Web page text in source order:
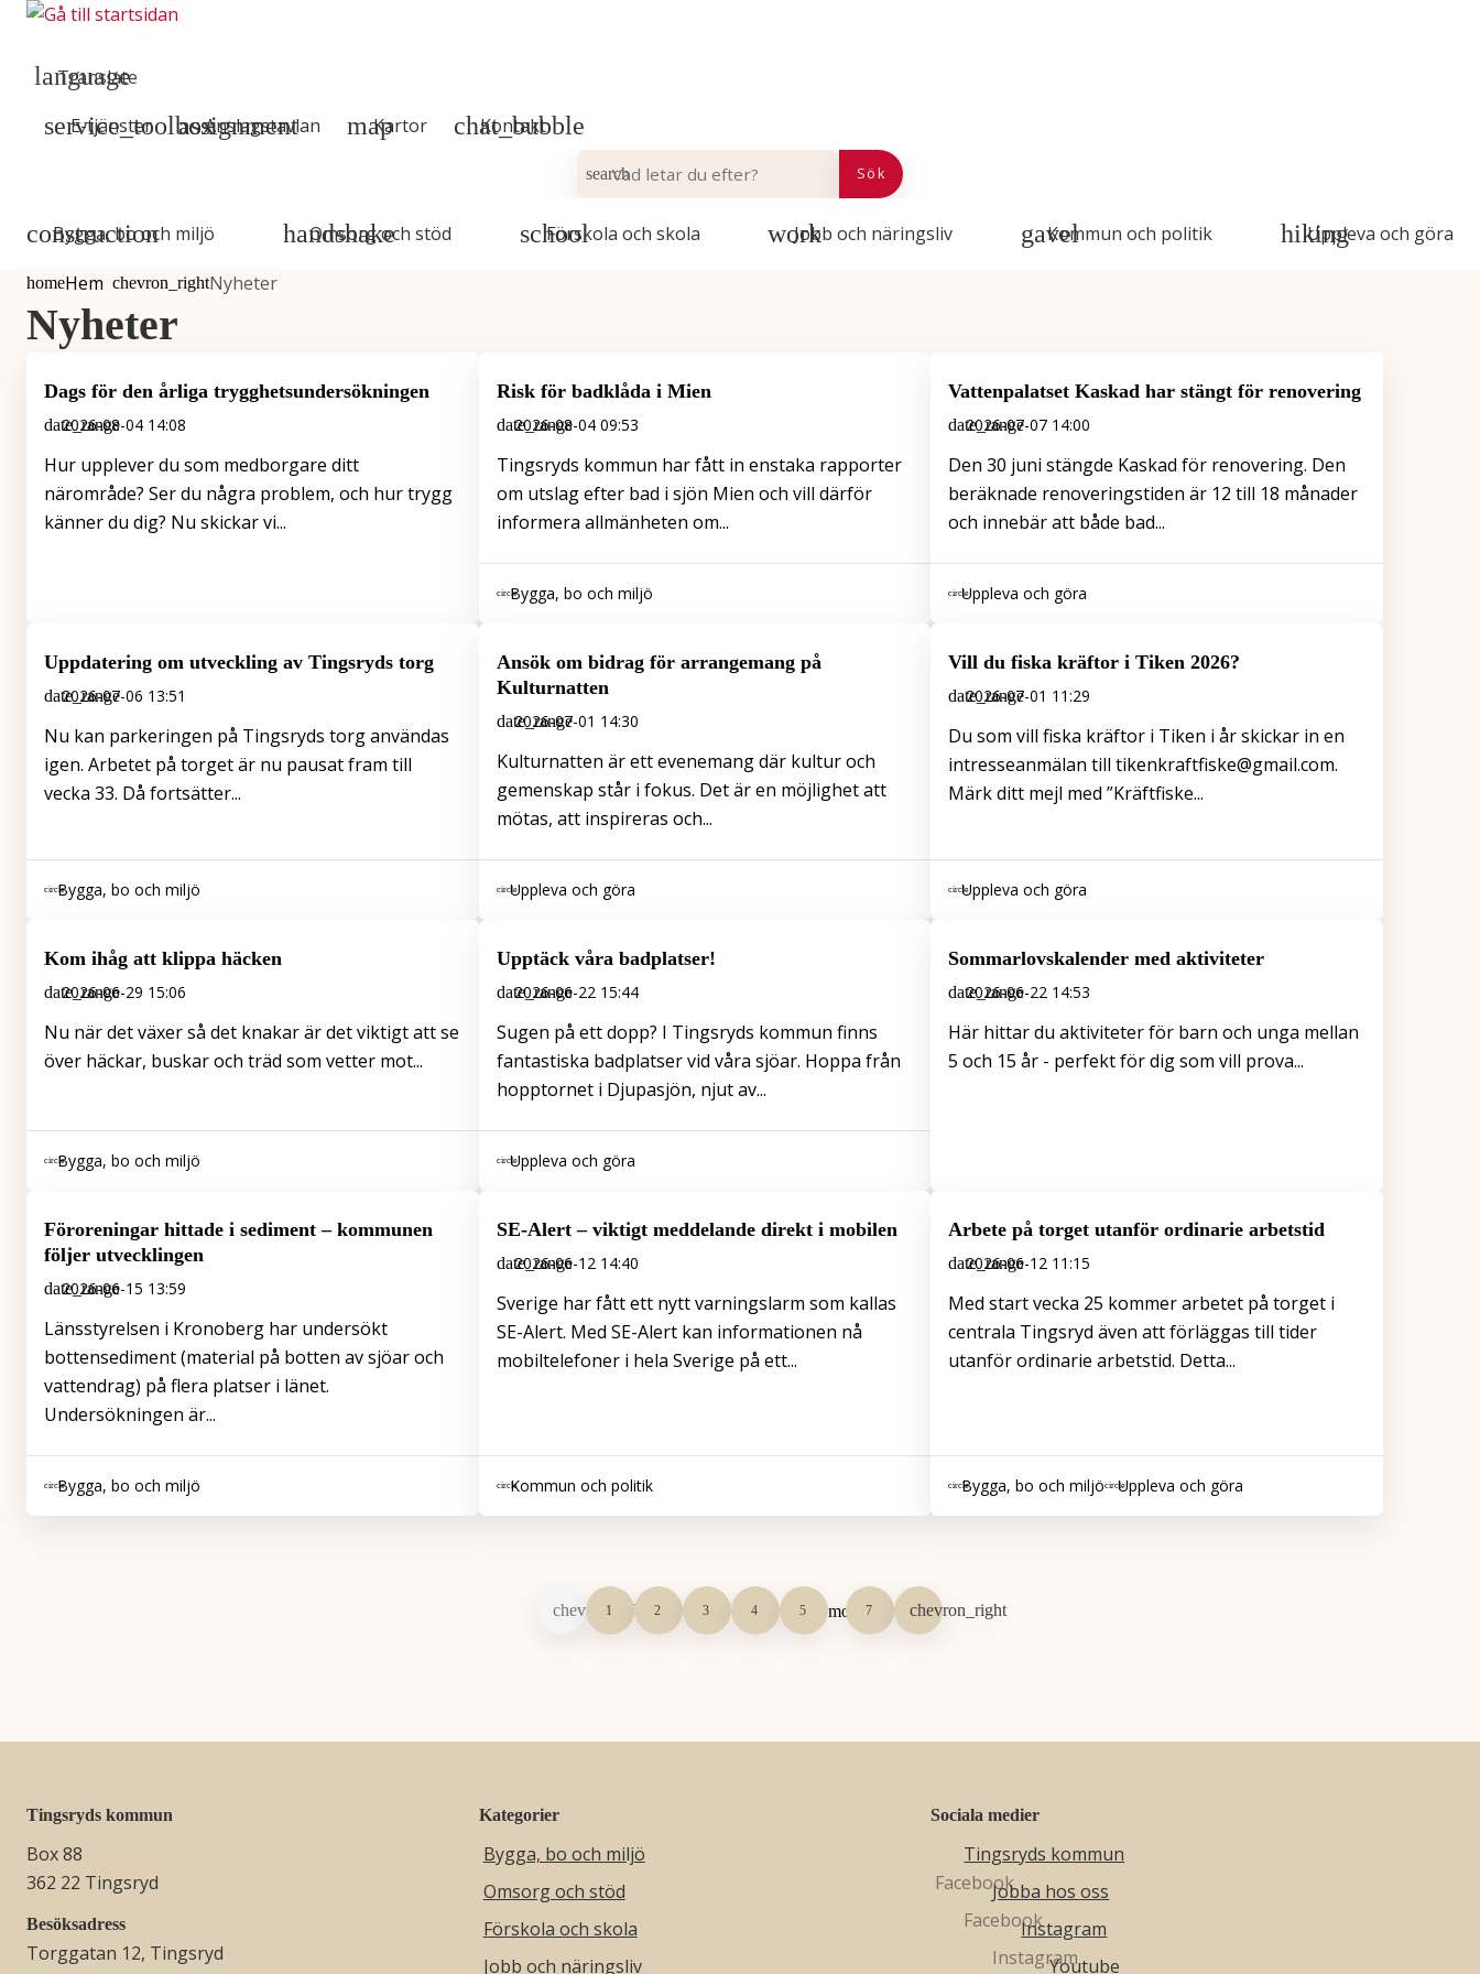
Translate
E-tjänster
Anslagstavlan Kartor Kontakt
Sök
Bygga, bo och miljö Omsorg och stöd Förskola och skola Jobb och näringsliv Kommun och politik Uppleva och göra
Du är här:
Hem Nyheter
Nyheter
Dags för den årliga trygghetsundersökningen
2026-08-04 14:08
Hur upplever du som medborgare ditt
närområde? Ser du några problem, och hur trygg
känner du dig? Nu skickar vi...
Risk för badklåda i Mien
2026-08-04 09:53
Tingsryds kommun har fått in enstaka rapporter
om utslag efter bad i sjön Mien och vill därför
informera allmänheten om...
Bygga, bo och miljö
Vattenpalatset Kaskad har stängt för renovering
2026-07-07 14:00
Den 30 juni stängde Kaskad för renovering. Den
beräknade renoveringstiden är 12 till 18 månader
och innebär att både bad...
Uppleva och göra
Uppdatering om utveckling av Tingsryds torg
2026-07-06 13:51
Nu kan parkeringen på Tingsryds torg användas
igen. Arbetet på torget är nu pausat fram till
vecka 33. Då fortsätter...
Bygga, bo och miljö
Ansök om bidrag för arrangemang på
Kulturnatten
2026-07-01 14:30
Kulturnatten är ett evenemang där kultur och
gemenskap står i fokus. Det är en möjlighet att
mötas, att inspireras och...
Uppleva och göra
Vill du fiska kräftor i Tiken 2026?
2026-07-01 11:29
Du som vill fiska kräftor i Tiken i år skickar in en
intresseanmälan till tikenkraftfiske@gmail.com.
Märk ditt mejl med ”Kräftfiske...
Uppleva och göra
Kom ihåg att klippa häcken
2026-06-29 15:06
Nu när det växer så det knakar är det viktigt att se
över häckar, buskar och träd som vetter mot...
Bygga, bo och miljö
Upptäck våra badplatser!
2026-06-22 15:44
Sugen på ett dopp? I Tingsryds kommun finns
fantastiska badplatser vid våra sjöar. Hoppa från
hopptornet i Djupasjön, njut av...
Uppleva och göra
Sommarlovskalender med aktiviteter
2026-06-22 14:53
Här hittar du aktiviteter för barn och unga mellan
5 och 15 år - perfekt för dig som vill prova...
Föroreningar hittade i sediment – kommunen
följer utvecklingen
2026-06-15 13:59
Länsstyrelsen i Kronoberg har undersökt
bottensediment (material på botten av sjöar och
vattendrag) på flera platser i länet.
Undersökningen är...
Bygga, bo och miljö
SE-Alert – viktigt meddelande direkt i mobilen
2026-06-12 14:40
Sverige har fått ett nytt varningslarm som kallas
SE-Alert. Med SE-Alert kan informationen nå
mobiltelefoner i hela Sverige på ett...
Kommun och politik
Arbete på torget utanför ordinarie arbetstid
2026-06-12 11:15
Med start vecka 25 kommer arbetet på torget i
centrala Tingsryd även att förläggas till tider
utanför ordinarie arbetstid. Detta...
Bygga, bo och miljö Uppleva och göra
1 2 3 4 5 7
Tingsryds kommun
Box 88
362 22 Tingsryd
Besöksadress
Torggatan 12, Tingsryd
Kategorier
Bygga, bo och miljö
Omsorg och stöd
Förskola och skola
Jobb och näringsliv
Sociala medier
Tingsryds kommun
Jobba hos oss
Instagram
Youtube